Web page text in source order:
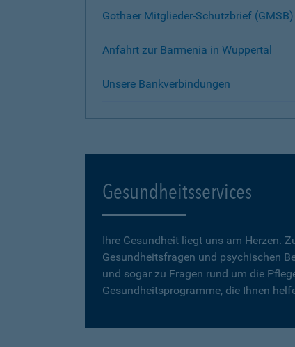
Gothaer Mitglieder-Schutzbrief (GMSB)
Anfahrt zur Barmenia in Wuppertal
Unsere Bankverbindungen
Gesundheitsservices
Ihre Gesundheit liegt uns am Herzen.
Gesundheitsfragen und psychischen
und sogar zu Fragen rund um die
Gesundheitsprogramme, die Ihnen